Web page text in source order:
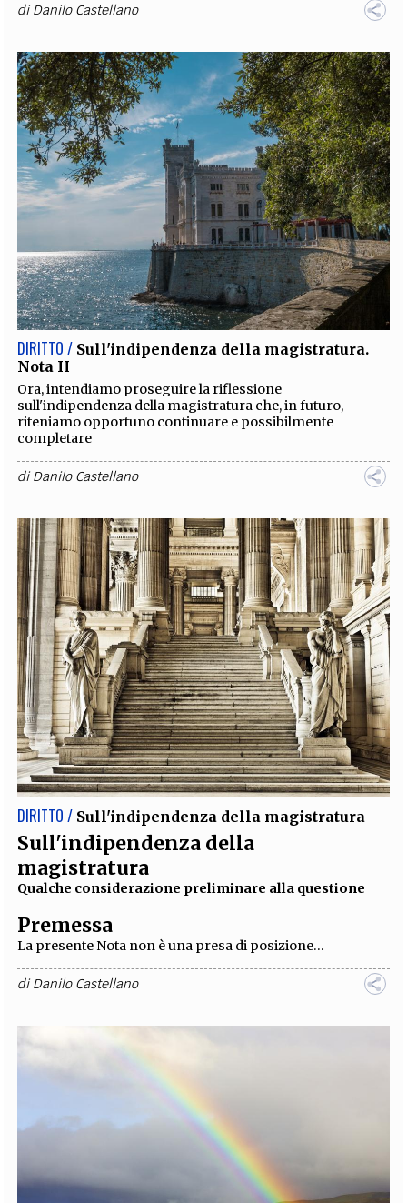
diDanilo Castellano
DIRITTO / Sull'indipendenza della magistratura.
Nota II
Ora, intendiamo proseguire la riflessione
sull'indipendenza della magistratura che, in futuro,
riteniamo opportuno continuare e possibilmente
completare
diDanilo Castellano
DIRITTO / Sull'indipendenza della magistratura
Sull'indipendenza della
magistratura
Qualche considerazione preliminare alla questione
Premessa
La presente Nota non è una presa di posizione...
diDanilo Castellano